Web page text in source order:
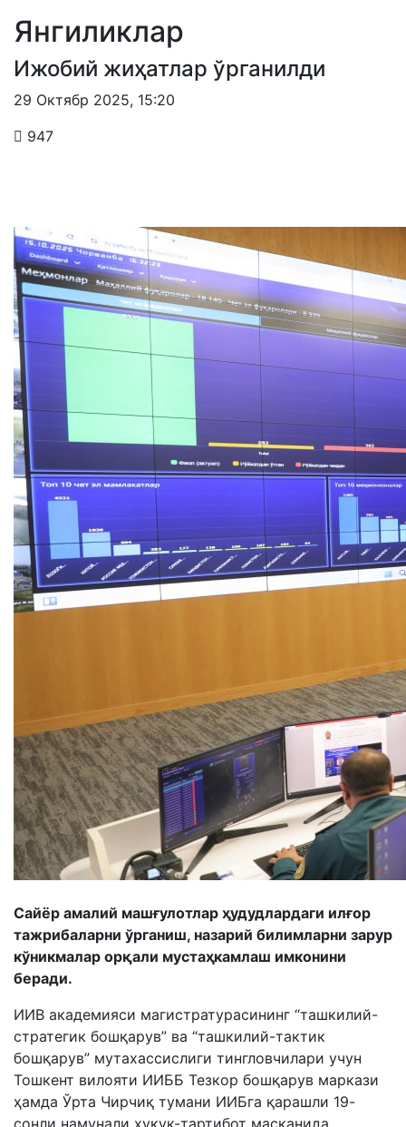
Янгиликлар
Ижобий жиҳатлар ўрганилди
29 Октябр 2025, 15:20
947
Сайёр амалий машғулотлар ҳудудлардаги илғор
тажрибаларни ўрганиш, назарий билимларни зарур
кўникмалар орқали мустаҳкамлаш имконини
беради.
ИИВ академияси магистратурасининг “ташкилий-
стратегик бошқарув” ва “ташкилий-тактик
бошқарув” мутахассислиги тингловчилари учун
Тошкент вилояти ИИББ Тезкор бошқарув маркази
ҳамда Ўрта Чирчиқ тумани ИИБга қарашли 19-
сонли намунали ҳуқуқ-тартибот масканида